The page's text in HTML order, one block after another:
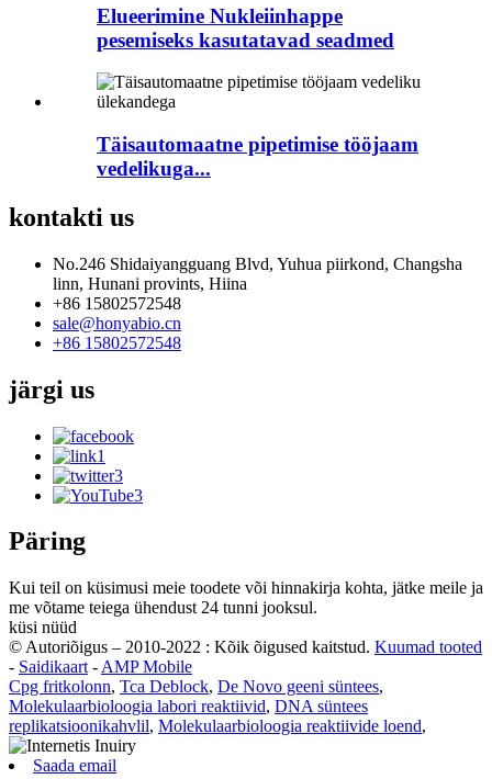
Elueerimine Nukleiinhappe
pesemiseks kasutatavad seadmed
Täisautomaatne pipetimise tööjaam
vedelikuga...
kontakti us
No.246 Shidaiyangguang Blvd, Yuhua piirkond, Changsha
linn, Hunani provints, Hiina
+86 15802572548
sale@honyabio.cn
+86 15802572548
järgi us
Päring
Kui teil on küsimusi meie toodete või hinnakirja kohta, jätke meile ja
me võtame teiega ühendust 24 tunni jooksul.
küsi nüüd
© Autoriõigus – 2010-2022 : Kõik õigused kaitstud. Kuumad tooted
- Saidikaart - AMP Mobile
Cpg fritkolonn, Tca Deblock, De Novo geeni süntees,
Molekulaarbioloogia labori reaktiivid, DNA süntees
replikatsioonikahvlil, Molekulaarbioloogia reaktiivide loend,
Saada email